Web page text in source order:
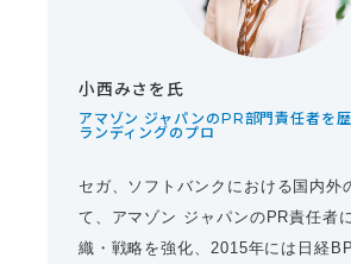
小西みさを氏
アマゾン ジャパンのPR部門責任者を
ランディングのプロ
セガ、ソフトバンクにおける国内外
て、アマゾン ジャパンのPR責任者
織・戦略を強化、2015年には日経